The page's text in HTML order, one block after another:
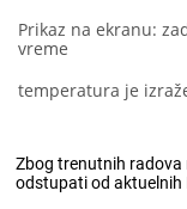
Prikaz na ekranu:
vreme
temperatura je